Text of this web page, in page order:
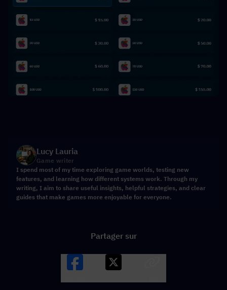
Lucy Lauria
Game writer
I spend most of my time exploring game worlds, testing new
features, and learning how different systems work. Through my
writing, I aim to share useful insights, helpful strategies, and clear
guides that make games more enjoyable for everyone.
Partager sur